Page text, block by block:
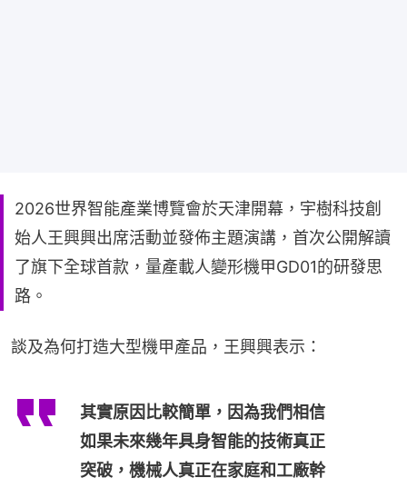
2026世界智能產業博覽會於天津開幕，宇樹科技創
始人王興興出席活動並發佈主題演講，首次公開解讀
了旗下全球首款，量產載人變形機甲GD01的研發思
路。
談及為何打造大型機甲產品，王興興表示：
其實原因比較簡單，因為我們相信
如果未來幾年具身智能的技術真正
突破，機械人真正在家庭和工廠幹